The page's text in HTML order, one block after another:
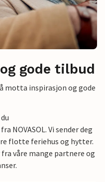
gode tilbud
motta inspirasjon og gode
NOVASOL. Vi sender deg
flotte feriehus og hytter.
våre mange partnere og